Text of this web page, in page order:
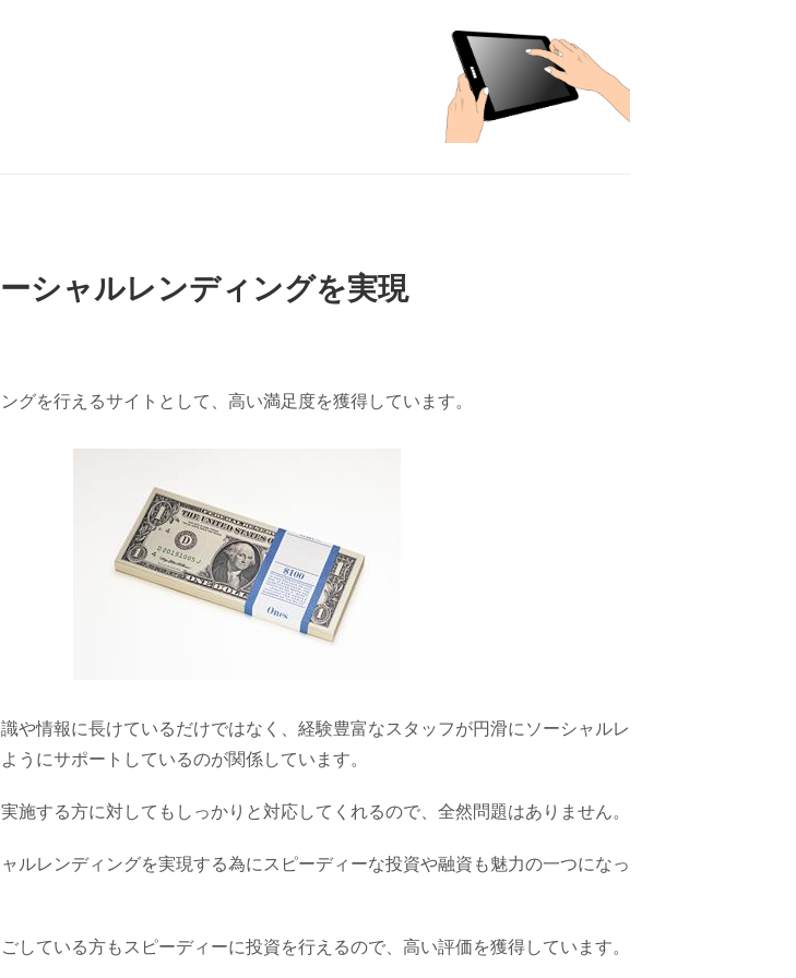
シャルレンディングを実現
グを行えるサイトとして、高い満足度を獲得しています。
や情報に長けているだけではなく、経験豊富なスタッフが円滑にソーシャルレ
うにサポートしているのが関係しています。
施する方に対してもしっかりと対応してくれるので、全然問題はありません。
ルレンディングを実現する為にスピーディーな投資や融資も魅力の一つになっ
している方もスピーディーに投資を行えるので、高い評価を獲得しています。